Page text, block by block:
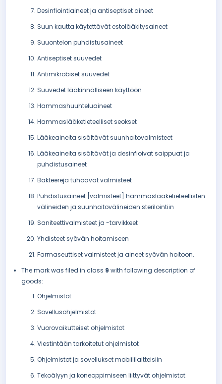
Desinfiointiaineet ja antiseptiset aineet
Suun kautta käytettävät estolääkitysaineet
Suuontelon puhdistusaineet
Antiseptiset suuvedet
Antimikrobiset suuvedet
Suuvedet lääkinnälliseen käyttöön
Hammashuuhteluaineet
Hammaslääketieteelliset seokset
Lääkeaineita sisältävät suunhoitovalmisteet
Lääkeaineita sisältävät ja desinfioivat saippuat ja
puhdistusaineet
Bakteereja tuhoavat valmisteet
Puhdistusaineet [valmisteet] hammaslääketieteellisten
välineiden ja suunhoitovälineiden sterilointiin
Saniteettivalmisteet ja -tarvikkeet
Yhdisteet syövän hoitamiseen
Farmaseuttiset valmisteet ja aineet syövän hoitoon.
The mark was filed in class 9 with following description of
goods:
Ohjelmistot
Sovellusohjelmistot
Vuorovaikutteiset ohjelmistot
Viestintään tarkoitetut ohjelmistot
Ohjelmistot ja sovellukset mobiililaitteisiin
Tekoälyyn ja koneoppimiseen liittyvät ohjelmistot